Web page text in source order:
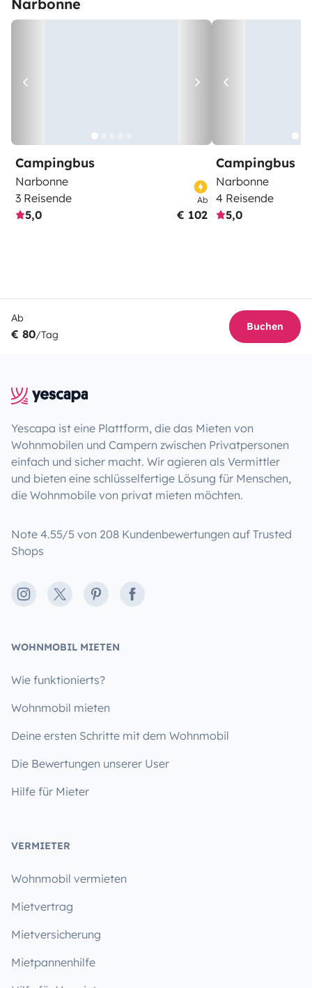
Narbonne
Campingbus
Narbonne
3 Reisende
5,0
Ab
€ 102
Campingbus
Narbonne
4 Reisende
5,0
Ab
€ 80/Tag
Buchen
Yescapa ist eine Plattform, die das Mieten von
Wohnmobilen und Campern zwischen Privatpersonen
einfach und sicher macht. Wir agieren als Vermittler
und bieten eine schlüsselfertige Lösung für Menschen,
die Wohnmobile von privat mieten möchten.
Note 4.55/5 von 208 Kundenbewertungen auf Trusted
Shops
Instagram
X PinterestFacebook
WOHNMOBIL MIETEN
Wie funktionierts?
Wohnmobil mieten
Deine ersten Schritte mit dem Wohnmobil
Die Bewertungen unserer User
Hilfe für Mieter
VERMIETER
Wohnmobil vermieten
Mietvertrag
Mietversicherung
Mietpannenhilfe